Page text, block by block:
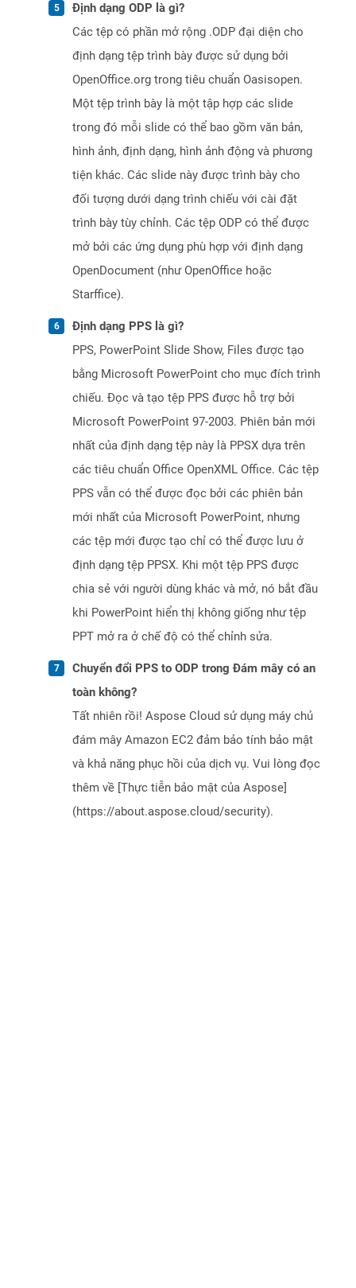
Định dạng ODP là gì?
Các tệp có phần mở rộng .ODP đại diện cho
định dạng tệp trình bày được sử dụng bởi
OpenOffice.org trong tiêu chuẩn Oasisopen.
Một tệp trình bày là một tập hợp các slide
trong đó mỗi slide có thể bao gồm văn bản,
hình ảnh, định dạng, hình ảnh động và phương
tiện khác. Các slide này được trình bày cho
đối tượng dưới dạng trình chiếu với cài đặt
trình bày tùy chỉnh. Các tệp ODP có thể được
mở bởi các ứng dụng phù hợp với định dạng
OpenDocument (như OpenOffice hoặc
Starffice).
Định dạng PPS là gì?
PPS, PowerPoint Slide Show, Files được tạo
bằng Microsoft PowerPoint cho mục đích trình
chiếu. Đọc và tạo tệp PPS được hỗ trợ bởi
Microsoft PowerPoint 97-2003. Phiên bản mới
nhất của định dạng tệp này là PPSX dựa trên
các tiêu chuẩn Office OpenXML Office. Các tệp
PPS vẫn có thể được đọc bởi các phiên bản
mới nhất của Microsoft PowerPoint, nhưng
các tệp mới được tạo chỉ có thể được lưu ở
định dạng tệp PPSX. Khi một tệp PPS được
chia sẻ với người dùng khác và mở, nó bắt đầu
khi PowerPoint hiển thị không giống như tệp
PPT mở ra ở chế độ có thể chỉnh sửa.
Chuyển đổi PPS to ODP trong Đám mây có an
toàn không?
Tất nhiên rồi! Aspose Cloud sử dụng máy chủ
đám mây Amazon EC2 đảm bảo tính bảo mật
và khả năng phục hồi của dịch vụ. Vui lòng đọc
thêm về [Thực tiễn bảo mật của Aspose]
(https://about.aspose.cloud/security).